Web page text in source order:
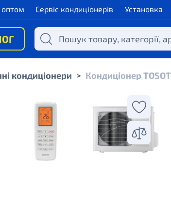
оптом Сервіс кондиціонерів Установка
кондиціонери > Кондиціонер